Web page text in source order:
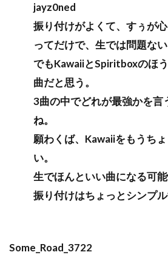
jayz0ned
振り付けがよくて、すぅが
ってだけで、生では問題ない
でもKawaiiとSpiritboxのほ
曲だと思う。
3曲の中でどれが最強かを言
ね。
願わくば、Kawaiiをもうち
い。
生でほんといい曲になる可
振り付けはちょっとシンプル
Some_Road_3722